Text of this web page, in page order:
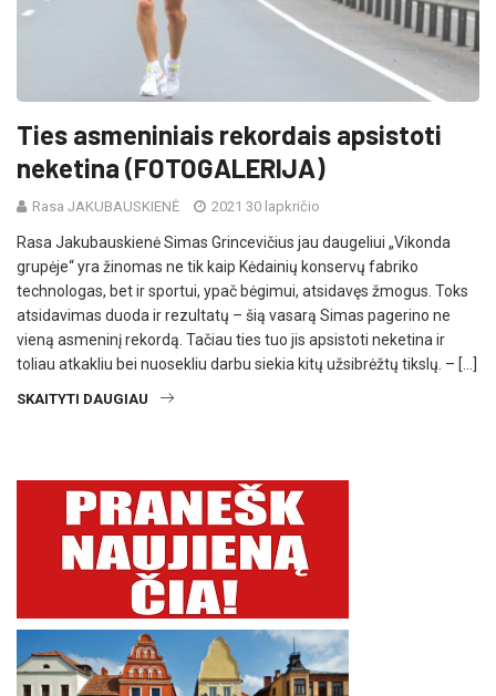
Ties asmeniniais rekordais apsistoti
neketina (FOTOGALERIJA)
Rasa JAKUBAUSKIENĖ 2021 30 lapkričio
Rasa Jakubauskienė Simas Grincevičius jau daugeliui „Vikonda
grupėje“ yra žinomas ne tik kaip Kėdainių konservų fabriko
technologas, bet ir sportui, ypač bėgimui, atsidavęs žmogus. Toks
atsidavimas duoda ir rezultatų – šią vasarą Simas pagerino ne
vieną asmeninį rekordą. Tačiau ties tuo jis apsistoti neketina ir
toliau atkakliu bei nuosekliu darbu siekia kitų užsibrėžtų tikslų. – […]
SKAITYTI DAUGIAU